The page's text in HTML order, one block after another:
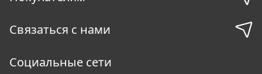
Связаться с нами
Социальные сети